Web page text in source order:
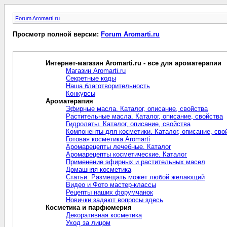
Forum Aromarti.ru
Просмотр полной версии: Forum Aromarti.ru
Интернет-магазин Aromarti.ru - все для ароматерапии
Магазин Aromarti.ru
Секретные коды
Наша благотворительность
Конкурсы
Ароматерапия
Эфирные масла. Каталог, описание, свойства
Растительные масла. Каталог, описание, свойства
Гидролаты. Каталог, описание, свойства
Компоненты для косметики. Каталог, описание,
Готовая косметика Aromarti
Аромарецепты лечебные. Каталог
Аромарецепты косметические. Каталог
Применение эфирных и растительных масел
Домашняя косметика
Статьи. Размещать может любой желающий
Видео и Фото мастер-классы
Рецепты наших форумчанок
Новички задают вопросы здесь
Косметика и парфюмерия
Декоративная косметика
Уход за лицом